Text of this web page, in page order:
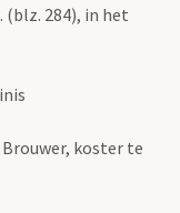
(blz. 284), in het
koster te